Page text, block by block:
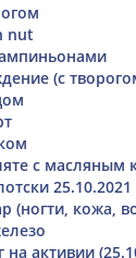
nut
(с
с масляным
25.10.2021
(ногти, кожа,
активии